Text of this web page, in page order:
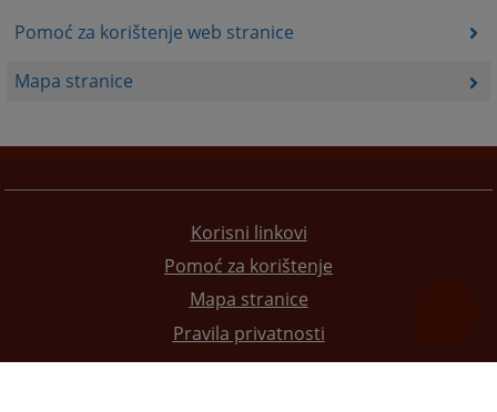
Pomoć za korištenje web stranice
Mapa stranice
Korisni linkovi
Pomoć za korištenje
Mapa stranice
Pravila privatnosti